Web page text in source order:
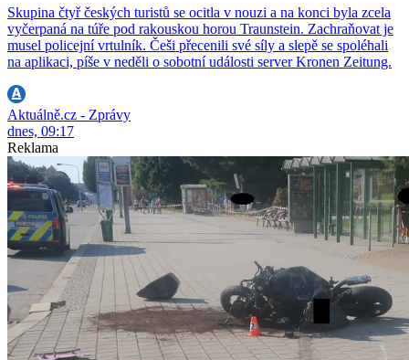
Skupina čtyř českých turistů se ocitla v nouzi a na konci byla zcela
vyčerpaná na túře pod rakouskou horou Traunstein. Zachraňovat je
musel policejní vrtulník. Češi přecenili své síly a slepě se spoléhali
na aplikaci, píše v neděli o sobotní události server Kronen Zeitung.
Aktuálně.cz - Zprávy
dnes, 09:17
Reklama